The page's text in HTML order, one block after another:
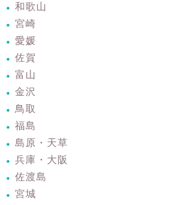
和歌山
宮崎
愛媛
佐賀
富山
金沢
鳥取
福島
島原・天草
兵庫・大阪
佐渡島
宮城